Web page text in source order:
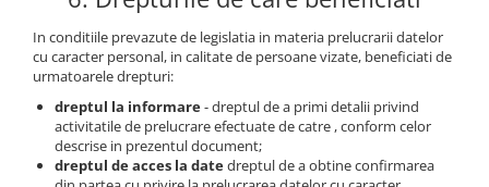
In conditiile prevazute de legislatia in materia prelucrarii datelor
cu caracter personal, in calitate de persoane vizate, beneficiati de
urmatoarele drepturi:
dreptul la informare- dreptul de a primi detalii privind
activitatile de prelucrare efectuate de catre , conform celor
descrise in prezentul document;
dreptul de acces la datedreptul de a obtine confirmarea